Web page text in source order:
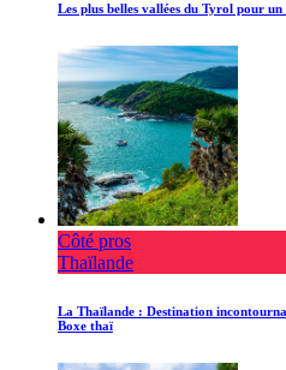
Les plus belles vallées du Tyrol pour
Côté pros
Thaïlande
La Thaïlande : Destination
Boxe thaï